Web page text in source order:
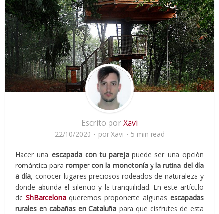
Escrito porXavi
22/10/2020 por Xavi 5 min read
Hacer una escapada con tu pareja puede ser una opción
romántica para romper con la monotonía y la rutina del día
a día, conocer lugares preciosos rodeados de naturaleza y
donde abunda el silencio y la tranquilidad. En este artículo
de ShBarcelona queremos proponerte algunas escapadas
rurales en cabañas en Cataluña para que disfrutes de esta